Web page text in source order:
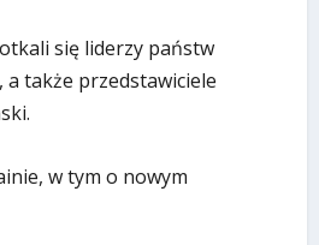
się liderzy państw
a także przedstawiciele
w tym o nowym